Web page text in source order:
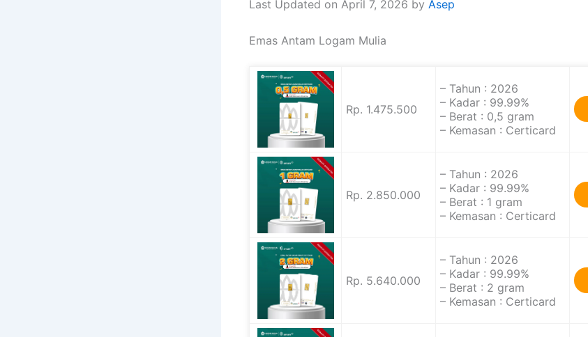
Last Updated on April 7, 2026 by Asep
Emas Antam Logam Mulia
Rp. 1.475.500
– Tahun : 2026
– Kadar : 99.99%
– Berat : 0,5 gram
– Kemasan : Certicard
Rp. 2.850.000
– Tahun : 2026
– Kadar : 99.99%
– Berat : 1 gram
– Kemasan : Certicard
Rp. 5.640.000
– Tahun : 2026
– Kadar : 99.99%
– Berat : 2 gram
– Kemasan : Certicard